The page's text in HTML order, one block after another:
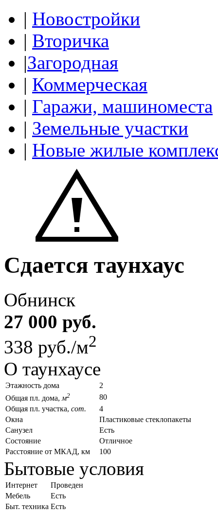
| Новостройки
| Вторичка
|Загородная
| Коммерческая
| Гаражи, машиноместа
| Земельные участки
| Новые жилые
Сдается таунхаус
Обнинск
27 000 руб.
338 руб./м2
О таунхаусе
Этажность дома
2
Общая пл. дома, м2
80
Общая пл. участка, сот.
4
Окна
Пластиковые стеклопакеты
Санузел
Есть
Состояние
Отличное
Расстояние от МКАД, км
100
Бытовые условия
Интернет
Проведен
Мебель
Есть
Быт. техника Есть